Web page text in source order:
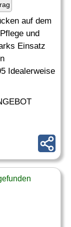
auf dem
und
Einsatz
Idealerweise